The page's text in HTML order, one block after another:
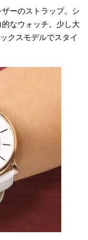
ーのストラップ。シ
なウォッチ。少し大
クスモデルでスタイ